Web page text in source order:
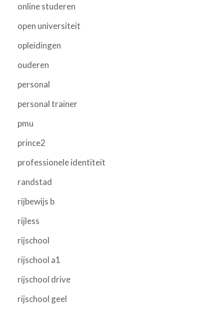
online studeren
open universiteit
opleidingen
ouderen
personal
personal trainer
pmu
prince2
professionele identiteit
randstad
rijbewijs b
rijless
rijschool
rijschool a1
rijschool drive
rijschool geel